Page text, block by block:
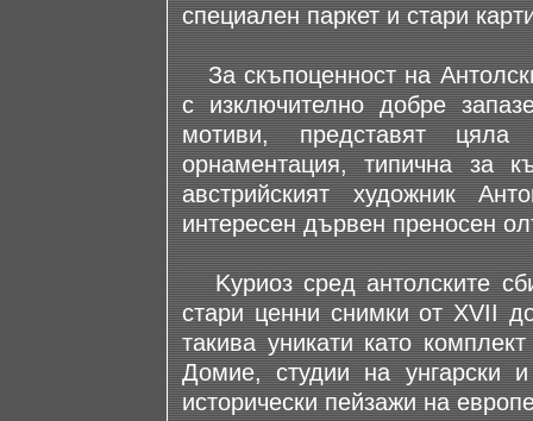
специален паркет и стари
За скъпоценност на
с изключително добре
мотиви, представят цяла
орнаментация, типична за
австрийският художник
интересен дървен преносен
Kуриоз сред антолските
стари ценни снимки от ХVII
такива уникати като
Домие, студии на унгарски
исторически пейзажи на